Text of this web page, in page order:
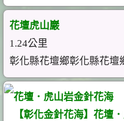
花壇虎山巖
1.24公里
彰化縣花壇鄉彰化縣花壇
花壇．虎山岩金針花海
【彰化金針花海】花壇